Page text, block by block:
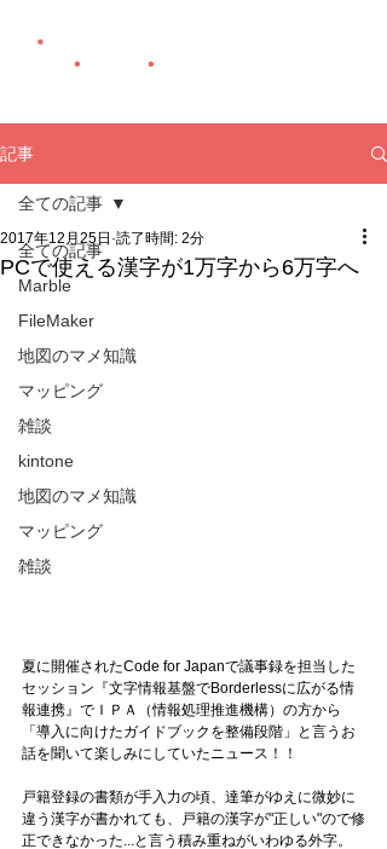
記事
全ての記事
Marble
FileMaker
地図のマメ知識
マッピング
雑談
kintone
地図のマメ知識
マッピング
雑談
全ての記事
PCで使える漢字が1万字から6万字へ
2017年12月25日 読了時間: 2分
夏に開催されたCode for Japanで議事録を担当した
セッション『文字情報基盤でBorderlessに広がる情
報連携』でＩＰＡ（情報処理推進機構）の方から
「導入に向けたガイドブックを整備段階」と言うお
話を聞いて楽しみにしていたニュース！！
戸籍登録の書類が手入力の頃、達筆がゆえに微妙に
違う漢字が書かれても、戸籍の漢字が"正しい"ので修
正できなかった...と言う積み重ねがいわゆる外字。